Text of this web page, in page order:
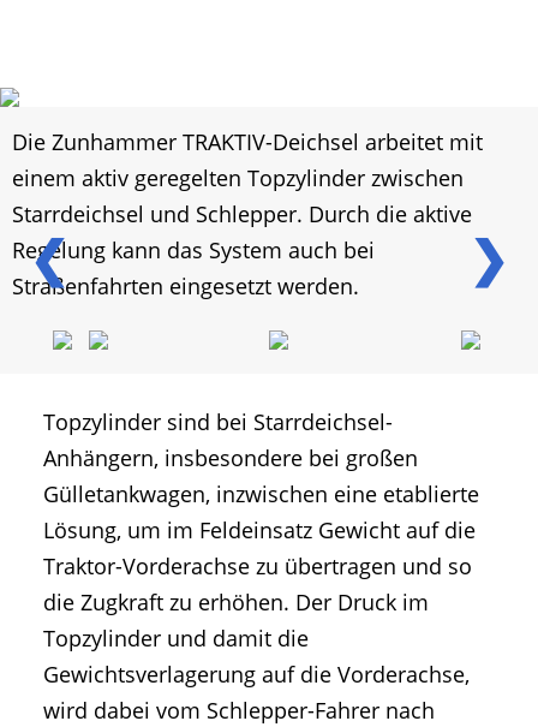
❮ ❯
Die Zunhammer TRAKTIV-Deichsel arbeitet mit
einem aktiv geregelten Topzylinder zwischen
Starrdeichsel und Schlepper. Durch die aktive
Regelung kann das System auch bei
Straßenfahrten eingesetzt werden.
Topzylinder sind bei Starrdeichsel-
Anhängern, insbesondere bei großen
Gülletankwagen, inzwischen eine etablierte
Lösung, um im Feldeinsatz Gewicht auf die
Traktor-Vorderachse zu übertragen und so
die Zugkraft zu erhöhen. Der Druck im
Topzylinder und damit die
Gewichtsverlagerung auf die Vorderachse,
wird dabei vom Schlepper-Fahrer nach